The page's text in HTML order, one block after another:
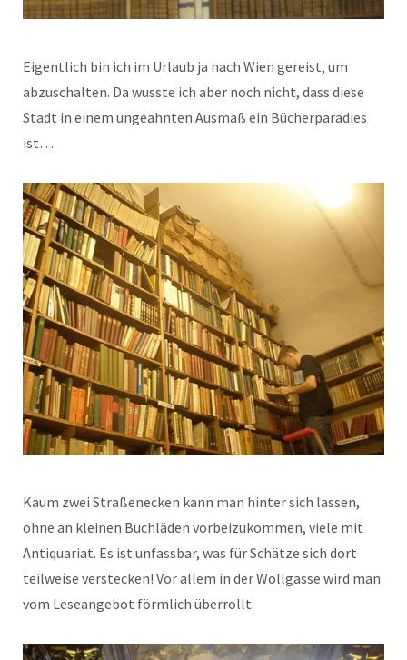
Eigentlich bin ich im Urlaub ja nach Wien gereist, um
abzuschalten. Da wusste ich aber noch nicht, dass diese
Stadt in einem ungeahnten Ausmaß ein Bücherparadies
ist…
Kaum zwei Straßenecken kann man hinter sich lassen,
ohne an kleinen Buchläden vorbeizukommen, viele mit
Antiquariat. Es ist unfassbar, was für Schätze sich dort
teilweise verstecken! Vor allem in der Wollgasse wird man
vom Leseangebot förmlich überrollt.